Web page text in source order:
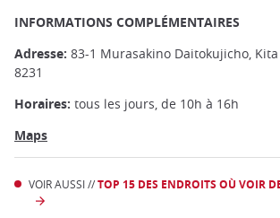
INFORMATIONS COMPLÉMENTAIRES
Adresse: 83-1 Murasakino Daitokujicho, Kita
8231
Horaires: tous les jours, de 10h à 16h
Maps
VOIR AUSSI //TOP 15 DES ENDROITS OÙ VOIR